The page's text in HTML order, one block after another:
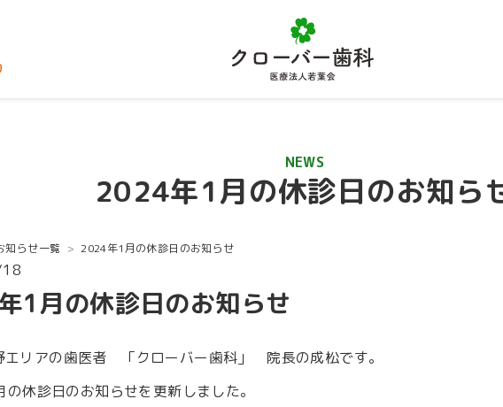
NEWS
2024年1月の休診日のお知ら
知らせ一覧 2024年1月の休診日のお知らせ
1月の休診日のお知らせ
エリアの歯医者 「クローバー歯科」 院長の成松です。
休診日のお知らせを更新しました。